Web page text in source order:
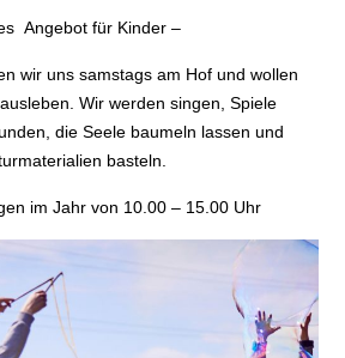
Angebot für Kinder –
wir uns samstags am Hof und wollen
Wir werden singen, Spiele
die Seele baumeln lassen und
basteln.
im Jahr von 10.00 – 15.00 Uhr